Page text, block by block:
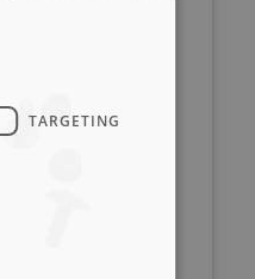
TARGETING